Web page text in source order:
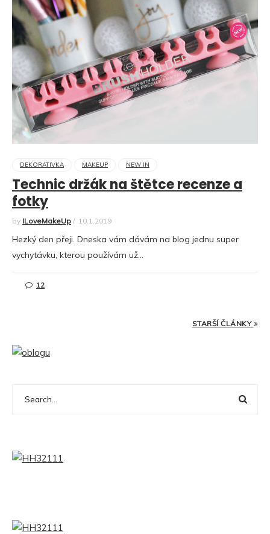
DEKORATIVKA MAKEUP NEW IN
Technic držák na štětce recenze a
fotky
by ILoveMakeUp / 10.1.2019
Hezký den přeji. Dneska vám dávám na blog jednu super
vychytávku, kterou používám už…
12
STARŠÍ ČLÁNKY